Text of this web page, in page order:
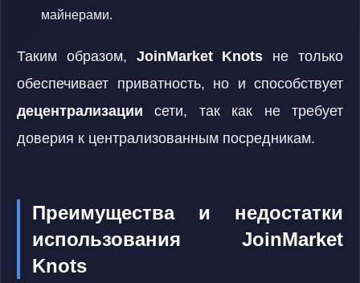
майнерами.
Таким образом, JoinMarket Knots не только
обеспечивает приватность, но и способствует
децентрализации сети, так как не требует
доверия к централизованным посредникам.
Преимущества и недостатки
использования JoinMarket
Knots